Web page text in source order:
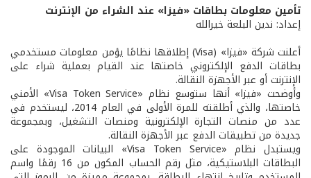
تأمين معلومات بطاقات «فيزا» عند الشراء من الإنترنت
إعداد: ندين البلعة خيرالله
أعلنت شركة «فيزا» (Visa) إطلاقها نظامًا يؤمن معلومات مستخدمي
بطاقات الدفع الإلكتروني خاصتها عند القيام بعملية شراء على
الإنترنت أو عبر الأجهزة النقالة.
وأوضحت «فيزا» أنها ستوسع نظام «Visa Token Service» الأمني
خاصتها، والذي أطلقته للمرة الأولى في العام 2014، ليستخدم في
عدد من منصات التجارة الإلكترونية ومنصات التشغيل، وبمجموعة
جديدة من تطبيقات الدفع عبر الأجهزة النقالة.
ويستبدل نظام «Visa Token Service» البيانات الموجودة على
البطاقات البلاستيكية، مثل رقم الحساب المكون من 16 رقمًا واسم